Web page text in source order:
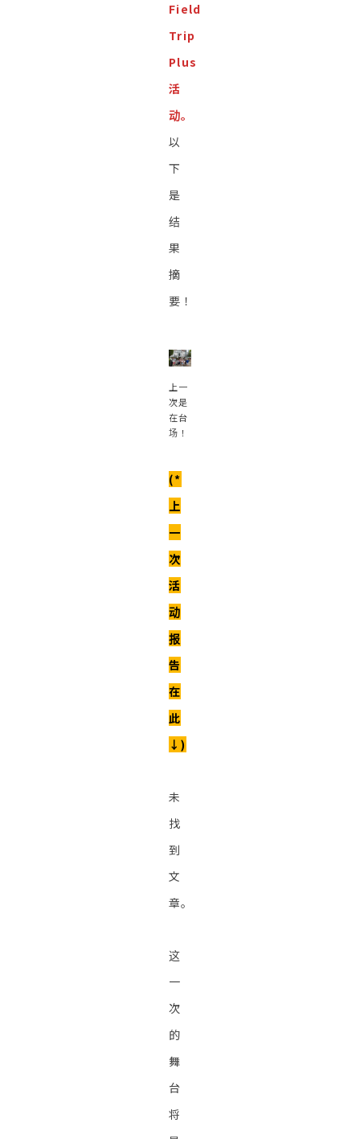
Field
Trip
Plus
活
动。
以
下
是
结
果
摘
要！
上一
次是
在台
场！
(*
上
一
次
活
动
报
告
在
此
↓)
未
找
到
文
章。
这
一
次
的
舞
台
将